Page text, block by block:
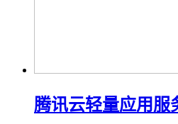
腾讯云轻量应用服